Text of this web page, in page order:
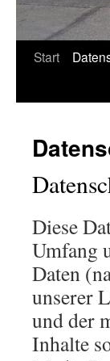
Springe
Start
Diese
Umfang
Daten
unserer
und der
Inhalte